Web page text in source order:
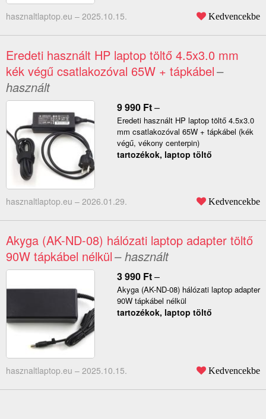
hasznaltlaptop.eu – 2025.10.15. Kedvencekbe
Eredeti használt HP laptop töltő 4.5x3.0 mm
kék végű csatlakozóval 65W + tápkábel–
használt
9 990 Ft–
Eredeti használt HP laptop töltő 4.5x3.0
mm csatlakozóval 65W + tápkábel (kék
végű, vékony centerpin)
tartozékok, laptop töltő
hasznaltlaptop.eu – 2026.01.29. Kedvencekbe
Akyga (AK-ND-08) hálózati laptop adapter töltő
90W tápkábel nélkül– használt
3 990 Ft–
Akyga (AK-ND-08) hálózati laptop adapter
90W tápkábel nélkül
tartozékok, laptop töltő
hasznaltlaptop.eu – 2025.10.15. Kedvencekbe